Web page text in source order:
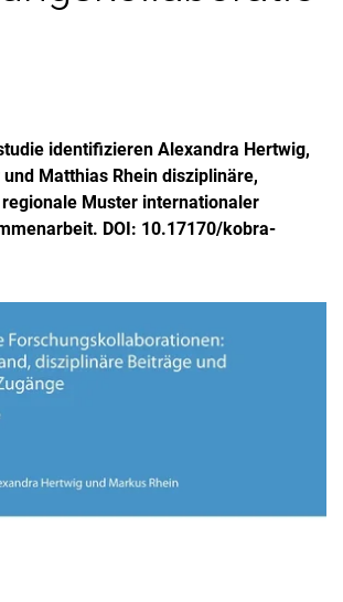
identifizieren Alexandra Hertwig,
Matthias Rhein disziplinäre,
Muster internationaler
DOI: 10.17170/kobra-